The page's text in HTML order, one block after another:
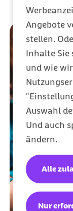
Angebote
stellen.
Inhalte Sie
und wie
Auswahl
Und auch
ändern.
Nur
Alle